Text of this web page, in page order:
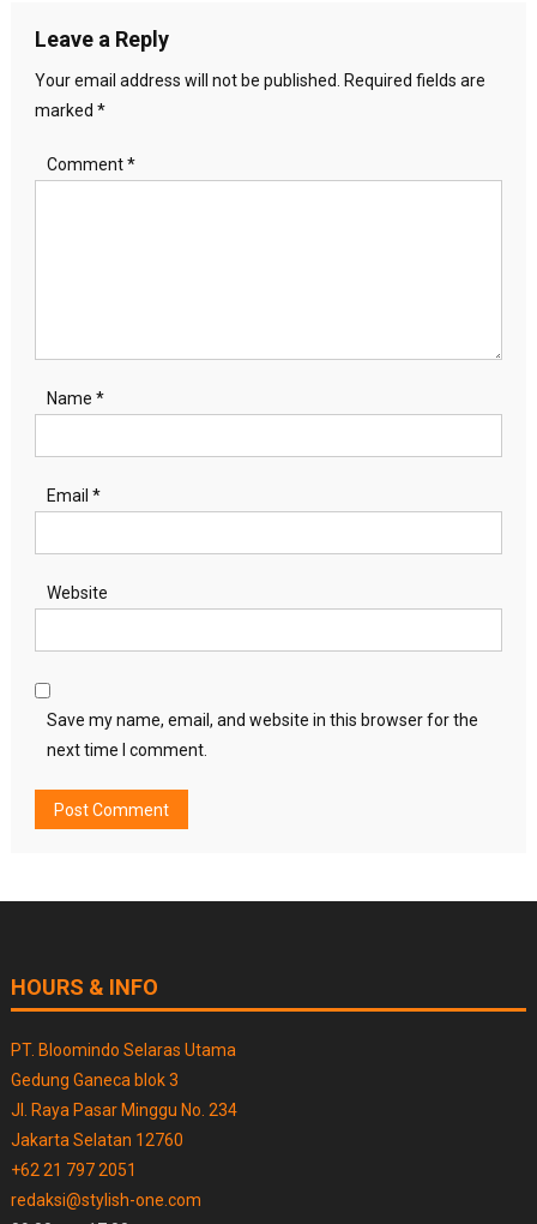
Leave a Reply
Your email address will not be published.
Required fields are
marked *
Comment*
Name *
Email *
Website
Save my name, email, and website in this browser for the
next time I comment.
HOURS & INFO
PT. Bloomindo Selaras Utama
Gedung Ganeca blok 3
Jl. Raya Pasar Minggu No. 234
Jakarta Selatan 12760
+62 21 797 2051
redaksi@stylish-one.com